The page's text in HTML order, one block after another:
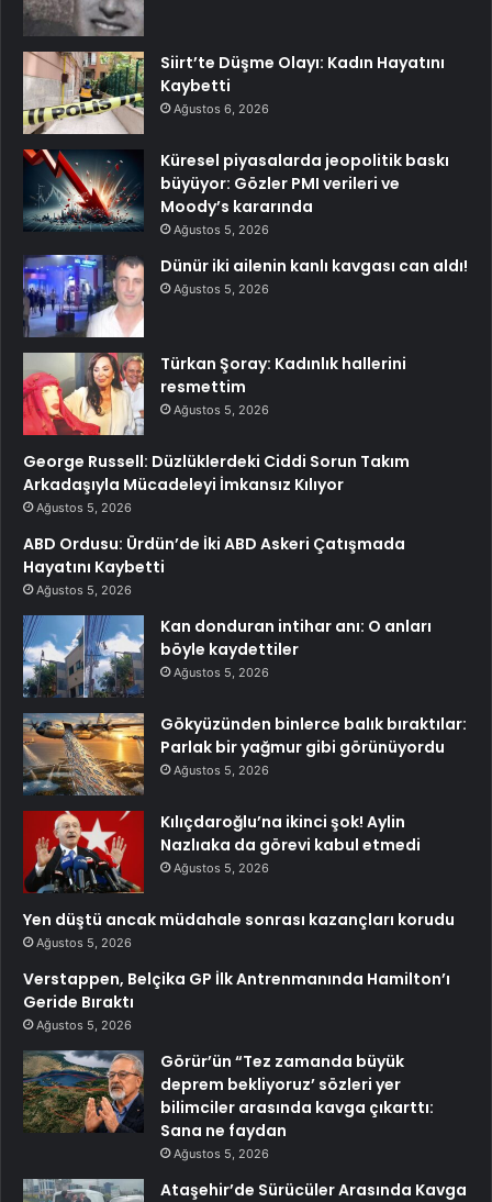
Siirt’te Düşme Olayı: Kadın Hayatını
Kaybetti
Ağustos 6, 2026
Küresel piyasalarda jeopolitik baskı
büyüyor: Gözler PMI verileri ve
Moody’s kararında
Ağustos 5, 2026
Dünür iki ailenin kanlı kavgası can aldı!
Ağustos 5, 2026
Türkan Şoray: Kadınlık hallerini
resmettim
Ağustos 5, 2026
George Russell: Düzlüklerdeki Ciddi Sorun Takım
Arkadaşıyla Mücadeleyi İmkansız Kılıyor
Ağustos 5, 2026
ABD Ordusu: Ürdün’de İki ABD Askeri Çatışmada
Hayatını Kaybetti
Ağustos 5, 2026
Kan donduran intihar anı: O anları
böyle kaydettiler
Ağustos 5, 2026
Gökyüzünden binlerce balık bıraktılar:
Parlak bir yağmur gibi görünüyordu
Ağustos 5, 2026
Kılıçdaroğlu’na ikinci şok! Aylin
Nazlıaka da görevi kabul etmedi
Ağustos 5, 2026
Yen düştü ancak müdahale sonrası kazançları korudu
Ağustos 5, 2026
Verstappen, Belçika GP İlk Antrenmanında Hamilton’ı
Geride Bıraktı
Ağustos 5, 2026
Görür’ün “Tez zamanda büyük
deprem bekliyoruz’ sözleri yer
bilimciler arasında kavga çıkarttı:
Sana ne faydan
Ağustos 5, 2026
Ataşehir’de Sürücüler Arasında Kavga